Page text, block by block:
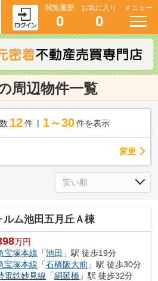
閲覧履歴
0
お気に入り
0
メニュー
周辺物件一覧
12 件 1～30 件を表示
変更
ルム池田五月丘Ａ棟
万円
宝塚本線 「池田 」駅 徒歩19分
宝塚本線 「石橋阪大前 」駅 徒歩30分
電鉄妙見線 「絹延橋 」駅 徒歩32分